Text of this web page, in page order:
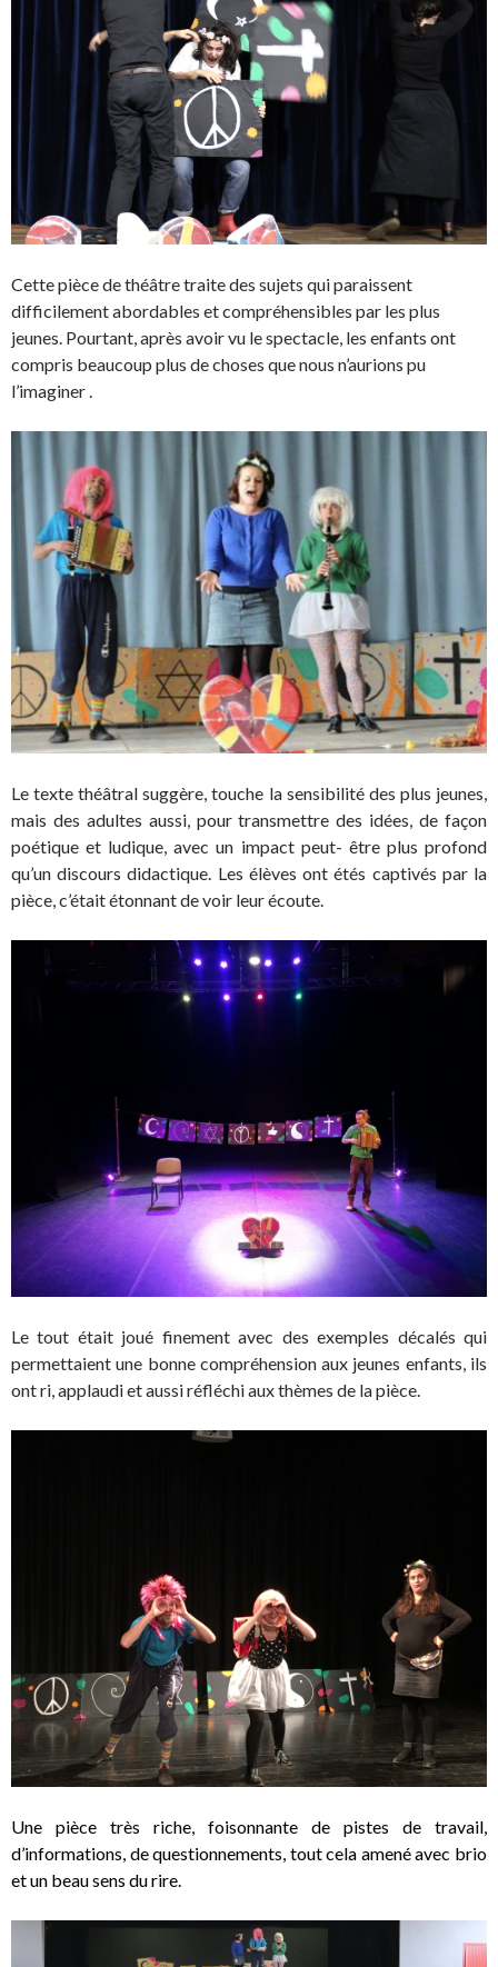
Cette pièce de théâtre traite des sujets qui paraissent
difficilement abordables et compréhensibles par les plus
jeunes. Pourtant, après avoir vu le spectacle, les enfants ont
compris beaucoup plus de choses que nous n’aurions pu
l’imaginer .
Le texte théâtral suggère, touche la sensibilité des plus jeunes,
mais des adultes aussi, pour transmettre des idées, de façon
poétique et ludique, avec un impact peut- être plus profond
qu’un discours didactique. Les élèves ont étés captivés par la
pièce, c’était étonnant de voir leur écoute.
Le tout était joué finement avec des exemples décalés qui
permettaient une bonne compréhension aux jeunes enfants, ils
ont ri, applaudi et aussi réfléchi aux thèmes de la pièce.
Une pièce très riche, foisonnante de pistes de travail,
d’informations, de questionnements, tout cela amené avec brio
et un beau sens du rire.